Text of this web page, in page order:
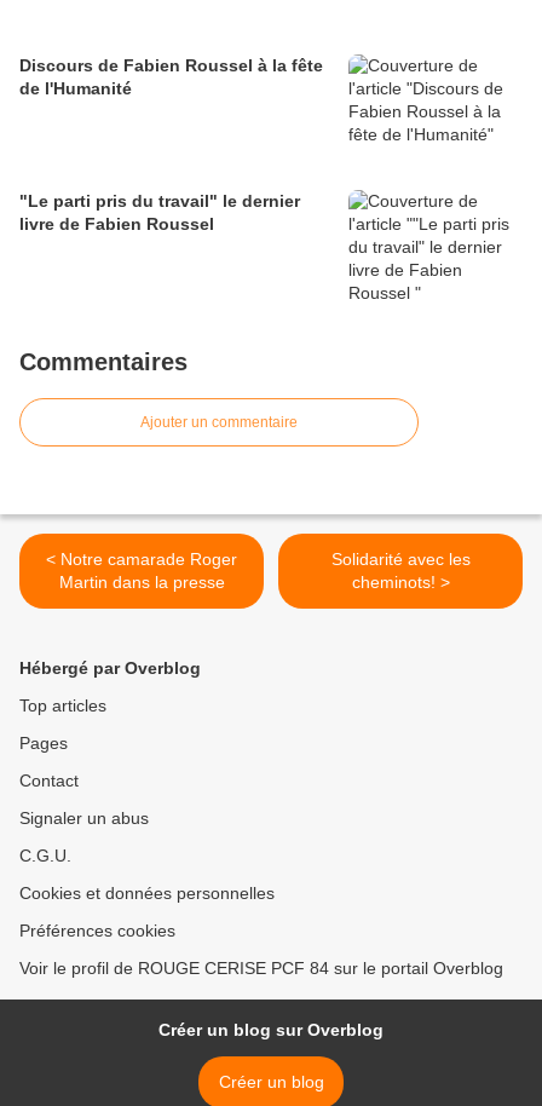
Discours de Fabien Roussel à la fête
de l'Humanité
"Le parti pris du travail" le dernier
livre de Fabien Roussel
Commentaires
Ajouter un commentaire
< Notre camarade Roger
Martin dans la presse
Solidarité avec les
cheminots! >
Hébergé par Overblog
Top articles
Pages
Contact
Signaler un abus
C.G.U.
Cookies et données personnelles
Préférences cookies
Voir le profil de ROUGE CERISE PCF 84 sur le portail Overblog
Créer un blog sur Overblog
Créer un blog